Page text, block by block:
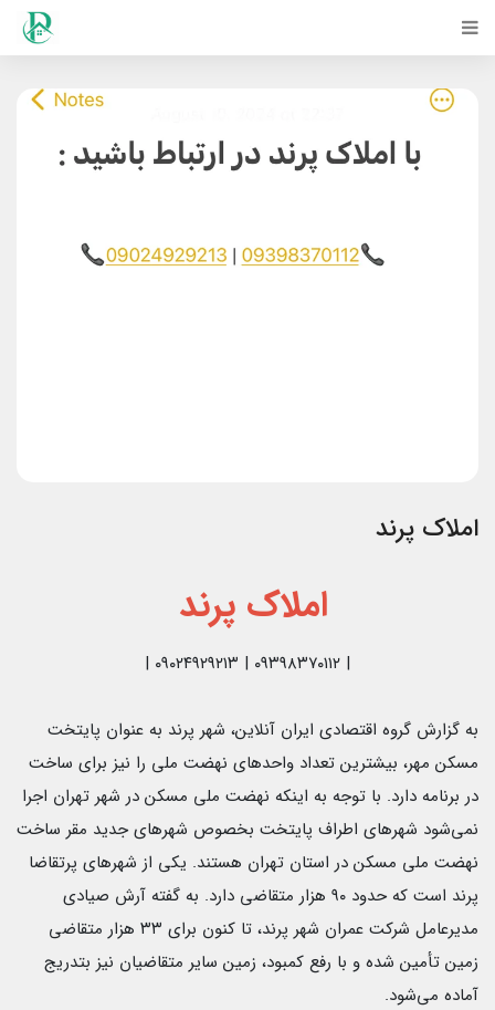
املاک پرند
املاک پرند
| ۰۹۳۹۸۳۷۰۱۱۲ | ۰۹۰۲۴۹۲۹۲۱۳ |
به گزارش گروه اقتصادی ایران آنلاین، شهر پرند به عنوان پایتخت
مسکن مهر، بیشترین تعداد واحدهای نهضت ملی را نیز برای ساخت
در برنامه دارد. با توجه به اینکه نهضت ملی مسکن در شهر تهران اجرا
نمی‌شود شهرهای اطراف پایتخت بخصوص شهرهای جدید مقر ساخت
نهضت ملی مسکن در استان تهران هستند. یکی از شهرهای پرتقاضا
پرند است که حدود ۹۰ هزار متقاضی دارد. به گفته آرش صیادی
مدیرعامل شرکت عمران شهر پرند، تا کنون برای ۳۳ هزار متقاضی
زمین تأمین شده و با رفع کمبود، زمین سایر متقاضیان نیز بتدریج
آماده می‌شود.